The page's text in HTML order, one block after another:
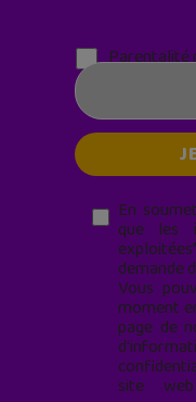
Parentalité
En
que les
demande
Vous
moment
page de
site